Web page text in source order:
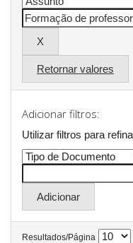
Retornar valores
Adicionar filtros:
Utilizar filtros para
Resultados/Página